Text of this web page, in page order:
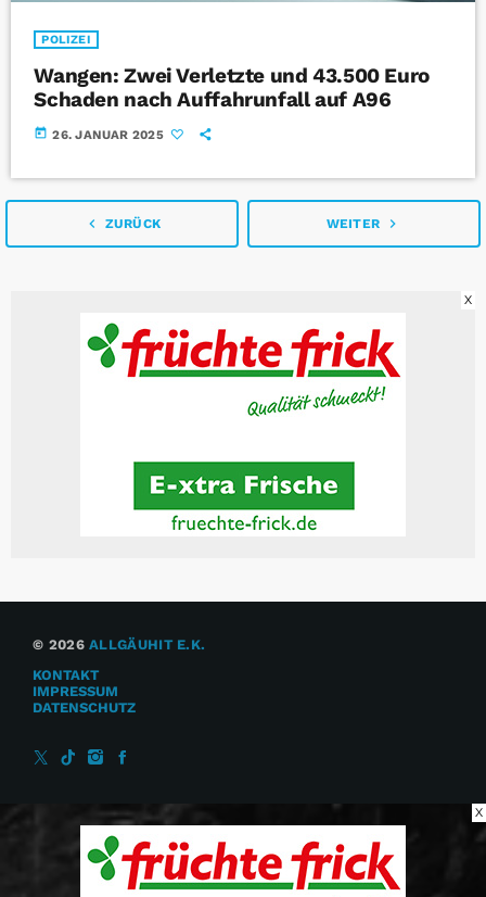
POLIZEI
Wangen: Zwei Verletzte und 43.500 Euro
Schaden nach Auffahrunfall auf A96
today 26. JANUAR 2025
navigate_before ZURÜCK WEITER navigate_next
X
© 2026ALLGÄUHIT E.K.
KONTAKT
IMPRESSUM
DATENSCHUTZ
X